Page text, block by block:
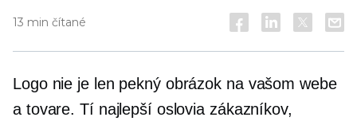
13 min čítané
Logo nie je len pekný obrázok na vašom webe
a tovare. Tí najlepší oslovia zákazníkov,